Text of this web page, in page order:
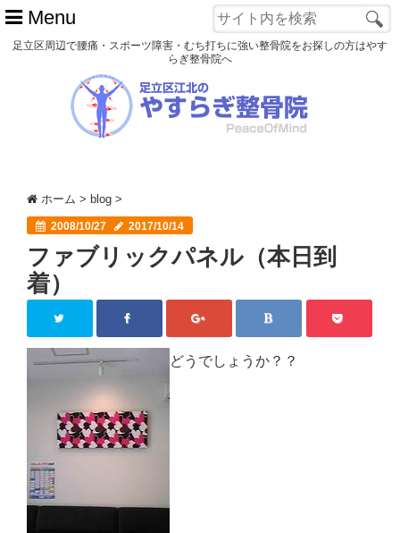
Menu
スポーツ障害
患者様の声
アクセス
blog
足立区周辺で腰痛・スポーツ障害・むち打ちに強い整骨院をお探しの方はやす
らぎ整骨院へ
ホーム > blog >
2008/10/27 2017/10/14
ファブリックパネル（本日到
着）
どうでしょうか？？